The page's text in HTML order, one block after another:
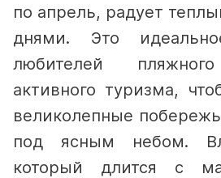
по апрель, радует
днями. Это
любителей
активного туризма,
великолепные
под ясным небом.
который длится с